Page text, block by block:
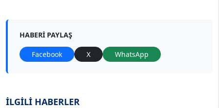
HABERI PAYLAŞ
Facebook X WhatsApp
İLGİLİ HABERLER